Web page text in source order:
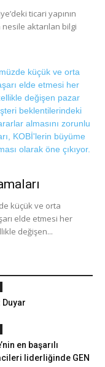
ticari yapının
aktarılan bilgi
küçük ve orta
elde etmesi her
değişen...
Duyar
en başarılı
liderliğinde GEN